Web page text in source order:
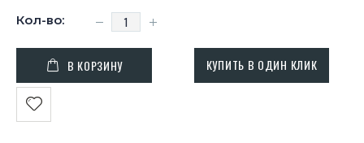
В КОРЗИНУ КУПИТЬ В ОДИН КЛИК